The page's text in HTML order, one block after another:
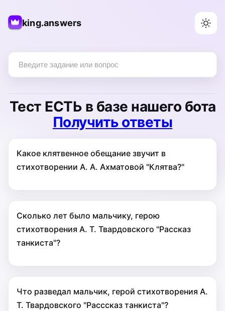
king.answers
Тест ЕСТЬ в базе нашего бота
Получить ответы
Какое клятвенное обещание звучит в
стихотворении А. А. Ахматовой "Клятва?"
Сколько лет было мальчику, герою
стихотворения А. Т. Твардовского "Рассказ
танкиста"?
Что разведал мальчик, герой стихотворения А.
Т. Твардовского "Расссказ танкиста"?